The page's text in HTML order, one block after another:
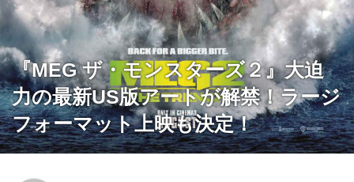
『MEG ザ・モンスターズ２』大迫
力の最新US版アートが解禁！ラージ
フォーマット上映も決定！